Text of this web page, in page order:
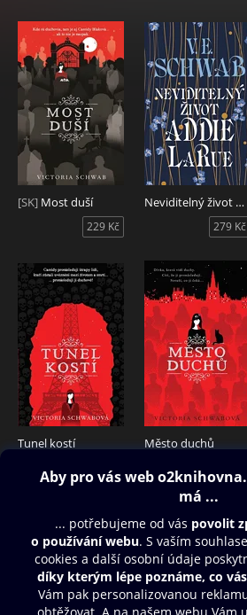
[SK] Most duší
229 Kč
Neviditelný život Addie LaRue
279 Kč
Tunel kostí
209 Kč
Město duchů
Obsah ke stažení
Moje O2 Knihovna
Další zábava